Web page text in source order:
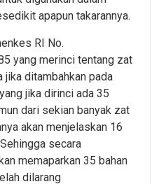
apapun takarannya.
RI No.
yang merinci tentang zat
jika ditambahkan pada
jika dirinci ada 35
dari sekian banyak zat
akan menjelaskan 16
secara
memaparkan 35 bahan
dilarang